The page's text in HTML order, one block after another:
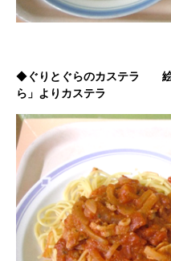
◆ぐりとぐらのカステラ 絵
ら」よりカステラ